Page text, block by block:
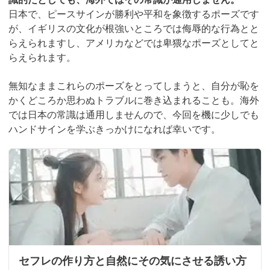
日本で、ピースサインが勝利や平和を象徴するポーズです
が、イギリスの文化が根強いところでは侮辱的な行為とと
らえられますし、アメリカなどでは卑猥なポーズとしてと
らえられます。
無知なままこれらのポーズをとってしまうと、自分が恥を
かくどころか思わぬトラブルに巻き込まれることも。海外
では日本の常識は通用しませんので、今回を機に少しでも
ハンドサインを学ぶきっかけになれば幸いです。
セフレの作り方と自然にその気にさせる誘い方